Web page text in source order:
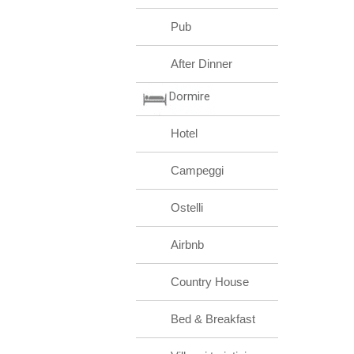
Pub
After Dinner
Dormire
Hotel
Campeggi
Ostelli
Airbnb
Country House
Bed & Breakfast